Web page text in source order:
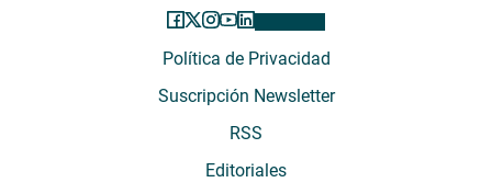
Política de Privacidad
Suscripción Newsletter
RSS
Editoriales